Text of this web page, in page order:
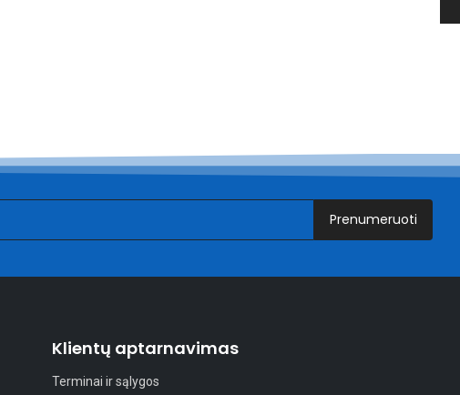
Prenumeruoti
Klientų aptarnavimas
Terminai ir sąlygos